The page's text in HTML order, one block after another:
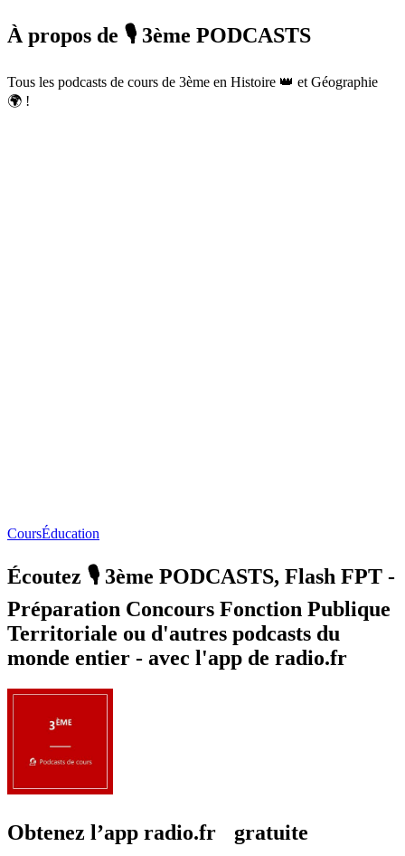
À propos de 🎙️ 3ème PODCASTS
Tous les podcasts de cours de 3ème en Histoire 👑 et Géographie
🌍 !
CoursÉducation
Écoutez 🎙️ 3ème PODCASTS, Flash FPT -
Préparation Concours Fonction Publique
Territoriale ou d'autres podcasts du
monde entier - avec l'app de radio.fr
Obtenez l’app radio.fr gratuite